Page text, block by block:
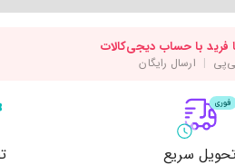
مادربرد
سریع